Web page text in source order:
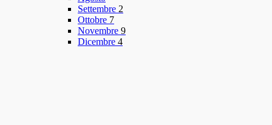
Settembre 2
Ottobre 7
Novembre 9
Dicembre 4